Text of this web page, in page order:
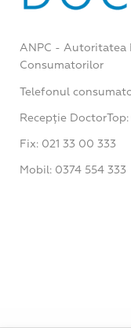
ANPC - Autoritatea
Consumatorilor
Telefonul
Recepție
Fix: 021 33 00 333
Mobil: 0374 554 333